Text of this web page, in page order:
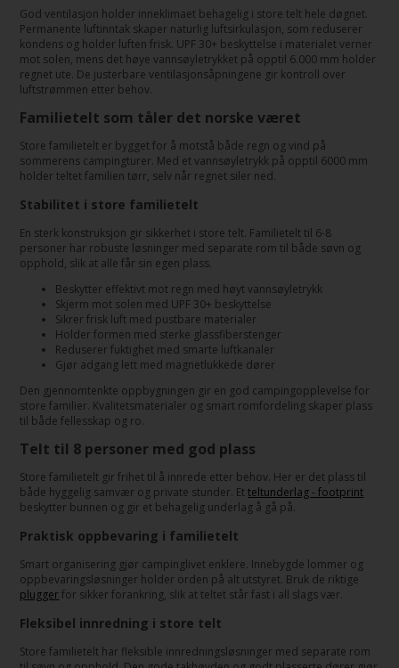
God ventilasjon holder inneklimaet behagelig i store telt hele døgnet.
Permanente luftinntak skaper naturlig luftsirkulasjon, som reduserer
kondens og holder luften frisk. UPF 30+ beskyttelse i materialet verner
mot solen, mens det høye vannsøyletrykket på opptil 6.000 mm holder
regnet ute. De justerbare ventilasjonsåpningene gir kontroll over
luftstrømmen etter behov.
Familietelt som tåler det norske været
Store familietelt er bygget for å motstå både regn og vind på
sommerens campingturer. Med et vannsøyletrykk på opptil 6000 mm
holder teltet familien tørr, selv når regnet siler ned.
Stabilitet i store familietelt
En sterk konstruksjon gir sikkerhet i store telt. Familietelt til 6-8
personer har robuste løsninger med separate rom til både søvn og
opphold, slik at alle får sin egen plass.
Beskytter effektivt mot regn med høyt vannsøyletrykk
Skjerm mot solen med UPF 30+ beskyttelse
Sikrer frisk luft med pustbare materialer
Holder formen med sterke glassfiberstenger
Reduserer fuktighet med smarte luftkanaler
Gjør adgang lett med magnetlukkede dører
Den gjennomtenkte oppbygningen gir en god campingopplevelse for
store familier. Kvalitetsmaterialer og smart romfordeling skaper plass
til både fellesskap og ro.
Telt til 8 personer med god plass
Store familietelt gir frihet til å innrede etter behov. Her er det plass til
både hyggelig samvær og private stunder. Etteltunderlag - footprint
beskytter bunnen og gir et behagelig underlag å gå på.
Praktisk oppbevaring i familietelt
Smart organisering gjør campinglivet enklere. Innebygde lommer og
oppbevaringsløsninger holder orden på alt utstyret. Bruk de riktige
pluggerfor sikker forankring, slik at teltet står fast i all slags vær.
Fleksibel innredning i store telt
Store familietelt har fleksible innredningsløsninger med separate rom